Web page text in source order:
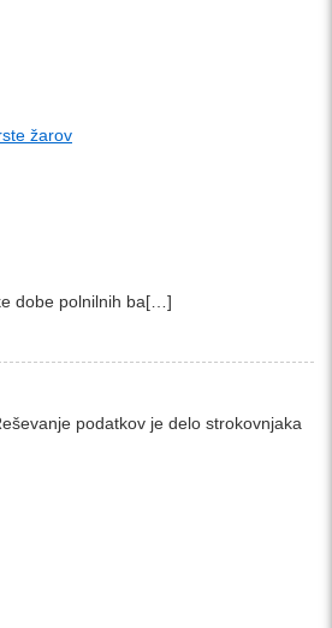
žarov
dobe polnilnih ba[…]
podatkov je delo strokovnjaka